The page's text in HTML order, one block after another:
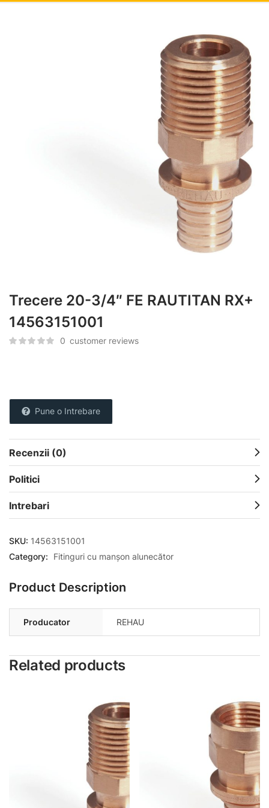
Trecere 20-3/4″ FE RAUTITAN RX+
14563151001
0 customer reviews
Pune o Intrebare
Recenzii (0)
Politici
Intrebari
SKU: 14563151001
Category:
Fitinguri cu manșon alunecător
Product Description
Producator REHAU
Related products